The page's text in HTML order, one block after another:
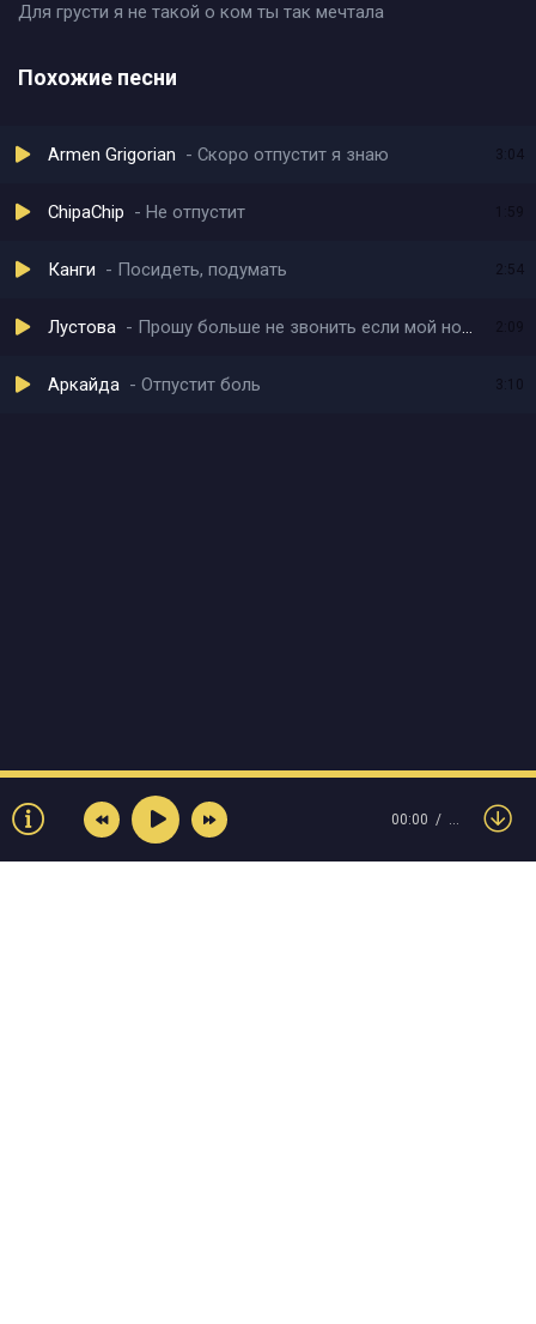
Для грусти я не такой о ком ты так мечтала
Похожие песни
Armen Grigorian Скоро отпустит я знаю 3:04
ChipaChip Не отпустит
Канги Посидеть, подумать 2:54
Лустова Прошу больше не звонить если мой номер занят
Аркайда Отпустит боль 3:10
00:00 …